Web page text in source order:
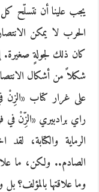
يجب علينا أن نتسلّح
الحرب لا يمكن
كان ذلك لجولةٍ صغيرة.
شكلاً من أشكال
على غرار كتاب «الزِنْ
راي برادبيري «الزِّنْ في
الرماية والكتابة،
الصادم.. ولكن، ما
وما علاقتها بالمؤلف؟